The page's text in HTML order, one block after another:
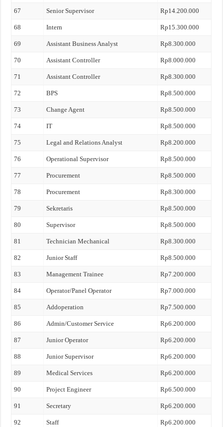
67 Senior Supervisor Rp14.200.000
68 Intern Rp15.300.000
69 Assistant Business Analyst Rp8.300.000
70 Assistant Controller Rp8.000.000
71 Assistant Controller Rp8.300.000
72 BPS Rp8.500.000
73 Change Agent Rp8.500.000
74 IT Rp8.500.000
75 Legal and Relations Analyst Rp8.200.000
76 Operational Supervisor Rp8.500.000
77 Procurement Rp8.500.000
78 Procurement Rp8.300.000
79 Sekretaris Rp8.500.000
80 Supervisor Rp8.500.000
81 Technician Mechanical Rp8.300.000
82 Junior Staff Rp8.500.000
83 Management Trainee Rp7.200.000
84 Operator/Panel Operator Rp7.000.000
85 Addoperation Rp7.500.000
86 Admin/Customer Service Rp6.200.000
87 Junior Operator Rp6.200.000
88 Junior Supervisor Rp6.200.000
89 Medical Services Rp6.200.000
90 Project Engineer Rp6.500.000
91 Secretary Rp6.200.000
92 Staff Rp6.200.000